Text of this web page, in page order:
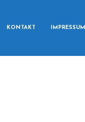
KONTAKT IMPRESSUM